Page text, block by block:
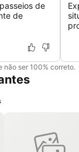
de
de
não ser 100% correto.